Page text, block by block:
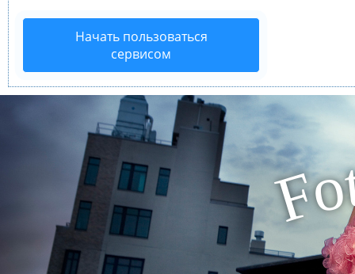
Начать пользоваться
сервисом
Fo